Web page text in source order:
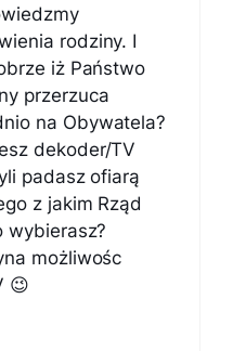
rodziny. I
iż Państwo
przerzuca
na Obywatela?
dekoder/TV
padasz ofiarą
z jakim Rząd
wybierasz?
możliwośc
😉